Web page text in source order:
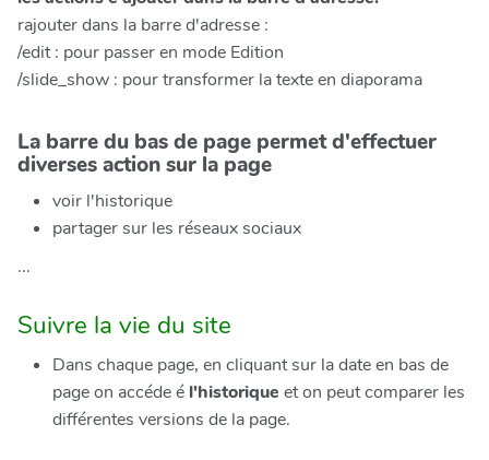
rajouter dans la barre d'adresse :
/edit : pour passer en mode Edition
/slide_show : pour transformer la texte en diaporama
La barre du bas de page permet d'effectuer
diverses action sur la page
voir l'historique
partager sur les réseaux sociaux
...
Suivre la vie du site
Dans chaque page, en cliquant sur la date en bas de
page on accéde é l'historique et on peut comparer les
différentes versions de la page.